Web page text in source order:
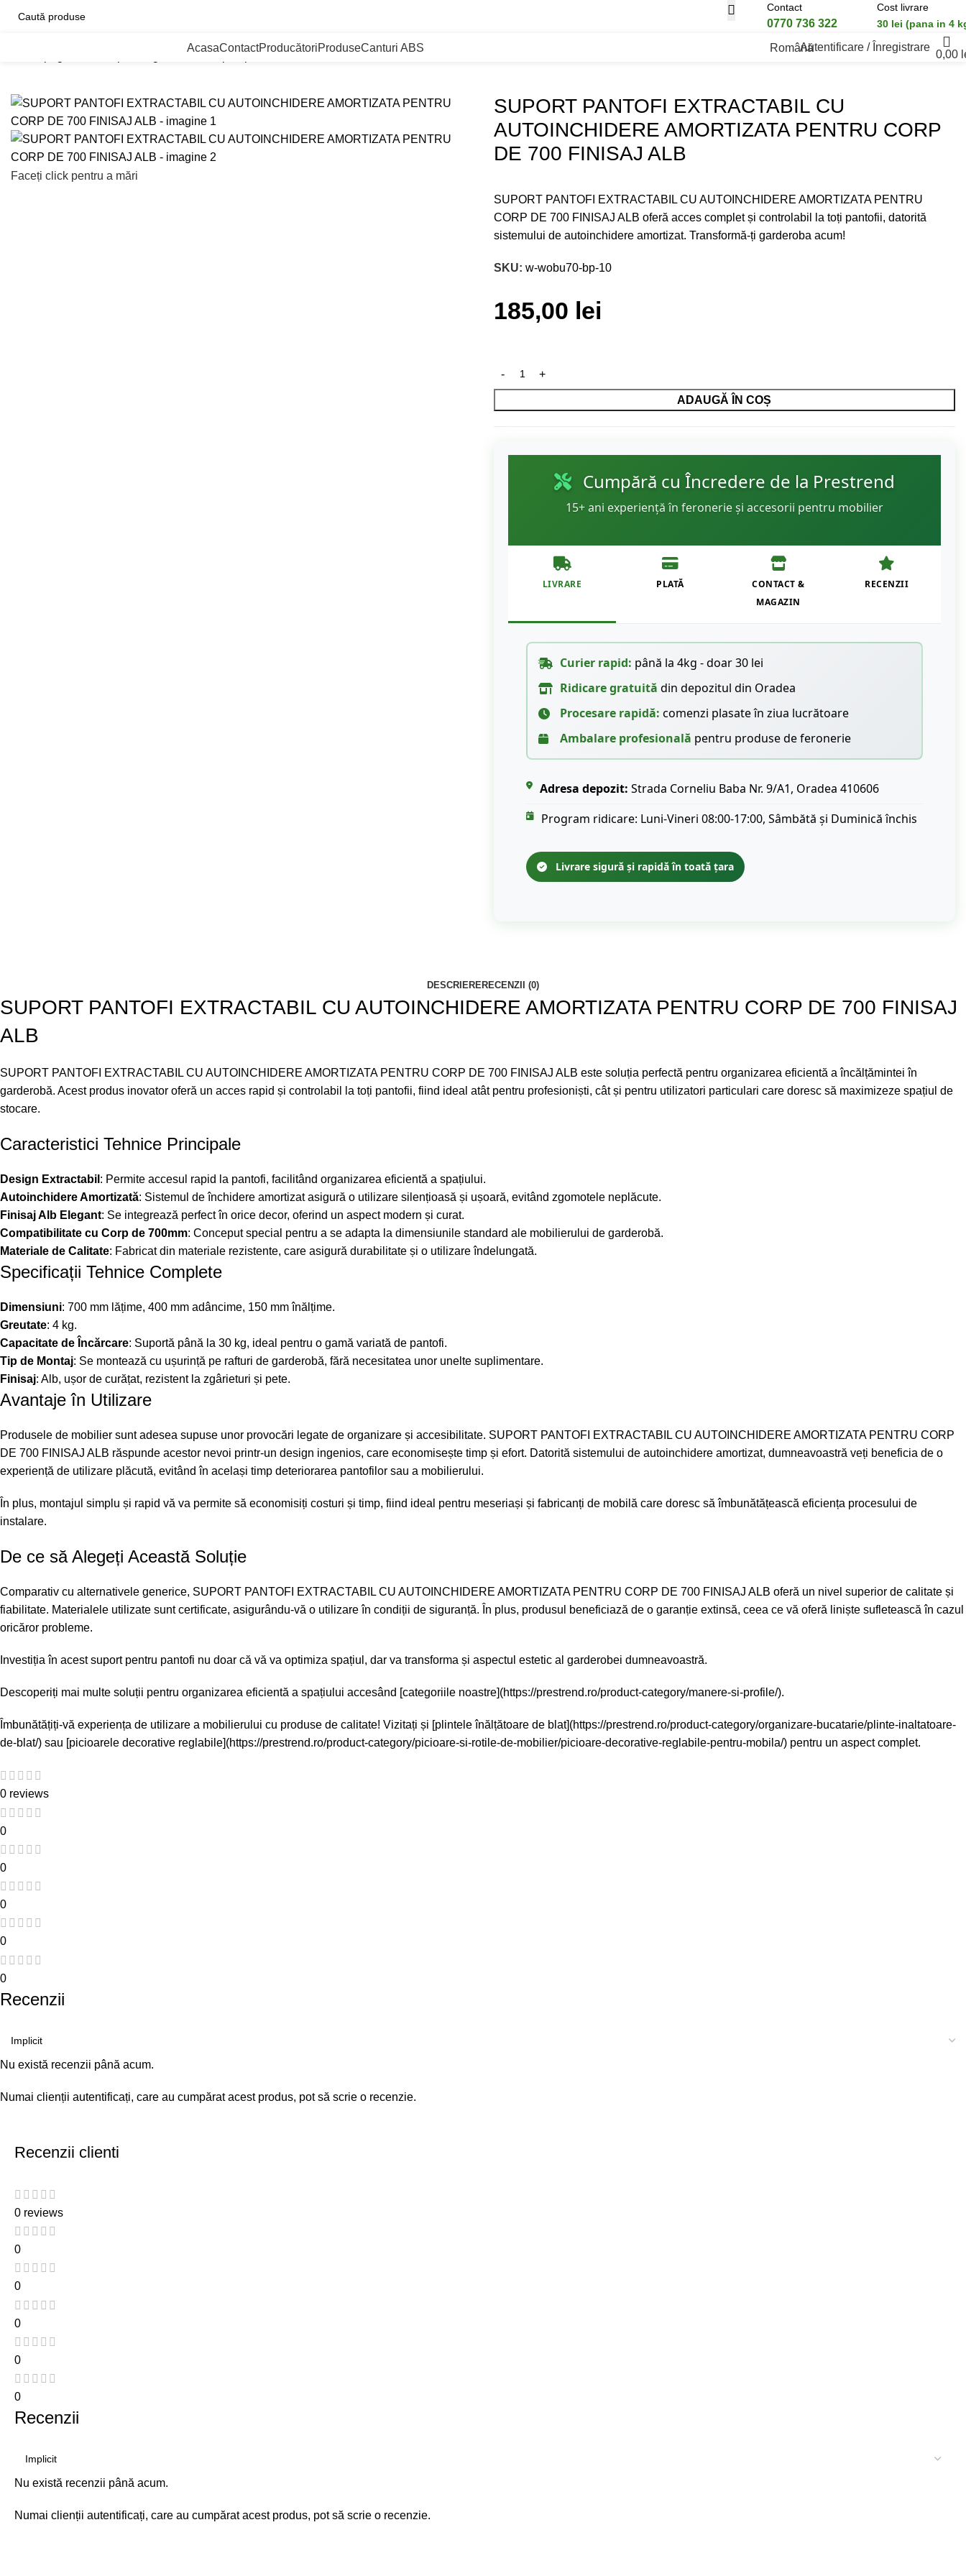
Contact
0770 736 322
Cost livrare
30 lei (pana in 4
AcasaContactProducătoriProduseCanturi ABS RomânăAutentificare / Înregistrare
0,00
Faceți click pentru a mări
SUPORT PANTOFI EXTRACTABIL CU
AUTOINCHIDERE AMORTIZATA PENTRU CORP
DE 700 FINISAJ ALB
SUPORT PANTOFI EXTRACTABIL CU AUTOINCHIDERE AMORTIZATA PENTRU
CORP DE 700 FINISAJ ALB oferă acces complet și controlabil la toți pantofii, datorită
sistemului de autoinchidere amortizat. Transformă-ți garderoba acum!
SKU: w-wobu70-bp-10
185,00 lei
ADAUGĂ ÎN COȘ
Cumpără cu Încredere de la Prestrend
15+ ani experiență în feronerie și accesorii pentru mobilier
LIVRARE PLATĂ
CONTACT &
MAGAZIN
RECENZII
Curier rapid: până la 4kg - doar 30 lei
Ridicare gratuită din depozitul din Oradea
Procesare rapidă: comenzi plasate în ziua lucrătoare
Ambalare profesională pentru produse de feronerie
Adresa depozit: Strada Corneliu Baba Nr. 9/A1, Oradea 410606
Program ridicare: Luni-Vineri 08:00-17:00, Sâmbătă și Duminică închis
Livrare sigură și rapidă în toată țara
DESCRIERERECENZII (0)
SUPORT PANTOFI EXTRACTABIL CU AUTOINCHIDERE AMORTIZATA PENTRU CORP DE 700 FINISAJ
ALB
SUPORT PANTOFI EXTRACTABIL CU AUTOINCHIDERE AMORTIZATA PENTRU CORP DE 700 FINISAJ ALB este soluția perfectă pentru organizarea eficientă a încălțămintei în
garderobă. Acest produs inovator oferă un acces rapid și controlabil la toți pantofii, fiind ideal atât pentru profesioniști, cât și pentru utilizatori particulari care doresc să maximizeze spațiul de
stocare.
Caracteristici Tehnice Principale
Design Extractabil : Permite accesul rapid la pantofi, facilitând organizarea eficientă a spațiului.
Autoinchidere Amortizată: Sistemul de închidere amortizat asigură o utilizare silențioasă și ușoară, evitând zgomotele neplăcute.
Finisaj Alb Elegant: Se integrează perfect în orice decor, oferind un aspect modern și curat.
Compatibilitate cu Corp de 700mm: Conceput special pentru a se adapta la dimensiunile standard ale mobilierului de garderobă.
Materiale de Calitate: Fabricat din materiale rezistente, care asigură durabilitate și o utilizare îndelungată.
Specificații Tehnice Complete
Dimensiuni: 700 mm lățime, 400 mm adâncime, 150 mm înălțime.
Greutate: 4 kg.
Capacitate de Încărcare: Suportă până la 30 kg, ideal pentru o gamă variată de pantofi.
Tip de Montaj: Se montează cu ușurință pe rafturi de garderobă, fără necesitatea unor unelte suplimentare.
Finisaj: Alb, ușor de curățat, rezistent la zgârieturi și pete.
Avantaje în Utilizare
Produsele de mobilier sunt adesea supuse unor provocări legate de organizare și accesibilitate. SUPORT PANTOFI EXTRACTABIL CU AUTOINCHIDERE AMORTIZATA PENTRU CORP
DE 700 FINISAJ ALB răspunde acestor nevoi printr-un design ingenios, care economisește timp și efort. Datorită sistemului de autoinchidere amortizat, dumneavoastră veți beneficia de o
experiență de utilizare plăcută, evitând în același timp deteriorarea pantofilor sau a mobilierului.
În plus, montajul simplu și rapid vă va permite să economisiți costuri și timp, fiind ideal pentru meseriași și fabricanți de mobilă care doresc să îmbunătățească eficiența procesului de
instalare.
De ce să Alegeți Această Soluție
Comparativ cu alternativele generice, SUPORT PANTOFI EXTRACTABIL CU AUTOINCHIDERE AMORTIZATA PENTRU CORP DE 700 FINISAJ ALB oferă un nivel superior de calitate și
fiabilitate. Materialele utilizate sunt certificate, asigurându-vă o utilizare în condiții de siguranță. În plus, produsul beneficiază de o garanție extinsă, ceea ce vă oferă liniște sufletească în cazul
oricăror probleme.
Investiția în acest suport pentru pantofi nu doar că vă va optimiza spațiul, dar va transforma și aspectul estetic al garderobei dumneavoastră.
Descoperiți mai multe soluții pentru organizarea eficientă a spațiului accesând [categoriile noastre](https://prestrend.ro/product-category/manere-si-profile/).
Îmbunătățiți-vă experiența de utilizare a mobilierului cu produse de calitate! Vizitați și [plintele înălțătoare de blat](https://prestrend.ro/product-category/organizare-bucatarie/plinte-inaltatoare-
de-blat/) sau [picioarele decorative reglabile](https://prestrend.ro/product-category/picioare-si-rotile-de-mobilier/picioare-decorative-reglabile-pentru-mobila/) pentru un aspect complet.
0 reviews
0
0
0
0
0
Recenzii
Nu există recenzii până acum.
Numai clienții autentificați, care au cumpărat acest produs, pot să scrie o recenzie.
Recenzii clienti
0 reviews
0
0
0
0
0
Recenzii
Nu există recenzii până acum.
Numai clienții autentificați, care au cumpărat acest produs, pot să scrie o recenzie.